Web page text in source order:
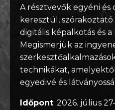
A résztvevők egyéni
keresztül,
digitális képalkotás és
Megismerjük az
technikákat,
egyedivé és
Időpont: 2026. július